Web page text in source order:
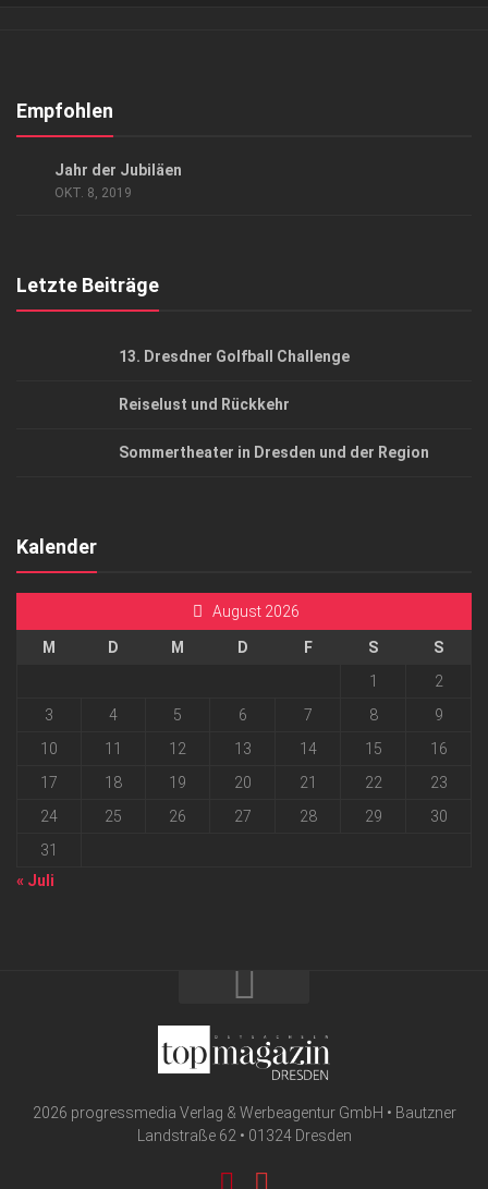
Kontakt, Impressum
Empfohlen
Jahr der Jubiläen
OKT. 8, 2019
Letzte Beiträge
13. Dresdner Golfball Challenge
Reiselust und Rückkehr
Sommertheater in Dresden und der Region
Kalender
August 2026
M D M D F S
S
1
2
3
4 5 6 7 8
9
10
11 12 13 14 15
16
17
18 19 20 21 22
23
24
25 26 27 28 29
30
31
« Juli
2026 progressmedia Verlag & Werbeagentur GmbH • Bautzner
Landstraße 62 • 01324 Dresden